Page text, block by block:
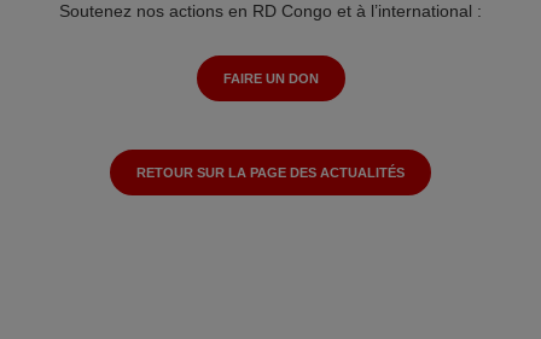
Soutenez nos actions en RD Congo et à l’international :
FAIRE UN DON
RETOUR SUR LA PAGE DES ACTUALITÉS